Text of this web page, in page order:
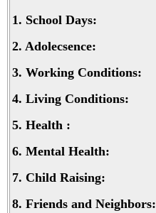
1. School Days:
2. Adolecsence:
3. Working Conditions:
4. Living Conditions:
5. Health :
6. Mental Health:
7. Child Raising:
8. Friends and Neighbors: